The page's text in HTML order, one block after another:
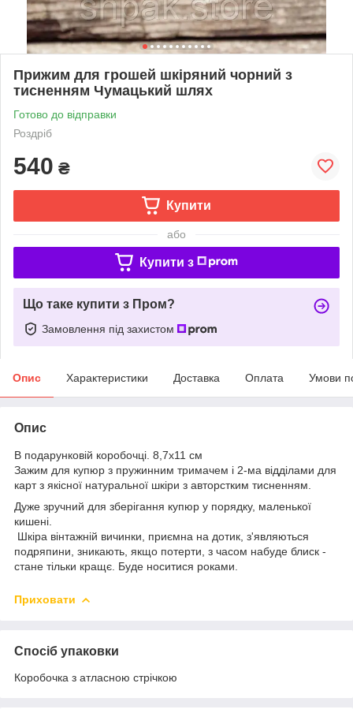
Прижим для грошей шкіряний чорний з
тисненням Чумацький шлях
Готово до відправки
Роздріб
540 ₴
Купити
або
Купити з
Що таке купити з Пром?
Замовлення під захистом
Опис Характеристики Доставка Оплата Умови
Опис
В подарунковій коробочці. 8,7х11 см
Зажим для купюр з пружинним тримачем і 2-ма відділами для
карт з якісної натуральної шкіри з авторстким тисненням.
Дуже зручний для зберігання купюр у порядку, маленької
кишені.
Шкіра вінтажній вичинки, приємна на дотик, з'являються
подряпини, зникають, якщо потерти, з часом набуде блиск -
стане тільки кращє. Буде носитися роками.
Приховати
Спосіб упаковки
Коробочка з атласною стрічкою